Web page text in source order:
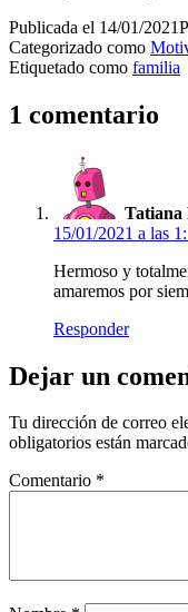
Publicada el 14/01/2021
Categorizado como
Etiquetado como familia
1 comentario
Tatiana
15/01/2021 a las
Hermoso y
amaremos por
Responder
Dejar un
Tu dirección de correo
obligatorios están
Comentario *